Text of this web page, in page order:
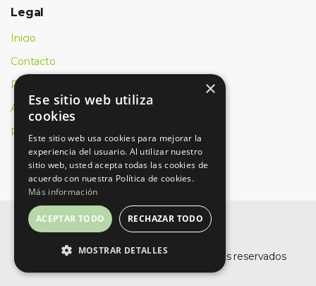
Legal
Inicio
Contacto
Política de cookies
Aviso Legal
Política de privacidad
Buro Planet, SLU- Todos los derechos reservados
×
Ese sitio web utiliza
cookies
Este sitio web usa cookies para mejorar la
experiencia del usuario. Al utilizar nuestro
sitio web, usted acepta todas las cookies de
acuerdo con nuestra Política de cookies.
Más información
ACEPTAR TODO RECHAZAR TODO
MOSTRAR DETALLES